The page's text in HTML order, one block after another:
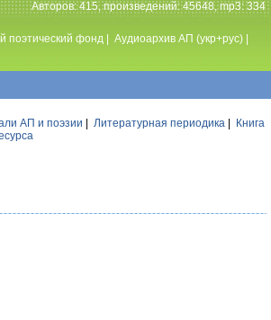
Авторов: 415, произведений: 45648, mp3: 334
поэтический фонд Аудиоархив АП (укр+рус)
АП и поэзии Литературная периодика
Книга